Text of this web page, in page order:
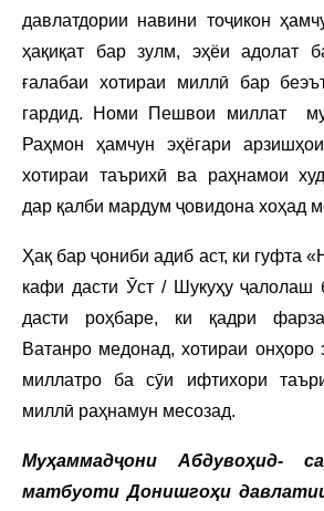
давлатдории навини тоҷикон
ҳақиқат бар зулм, эҳёи адолат
ғалабаи хотираи миллӣ бар
гардид. Номи Пешвои миллат
Раҳмон ҳамчун эҳёгари
хотираи таърихӣ ва раҳнамои
дар қалби мардум ҷовидона хоҳад
Ҳақ бар ҷониби адиб аст, ки гуфта
кафи дасти Ӯст / Шукуҳу
дасти роҳбаре, ки қадри
Ватанро медонад, хотираи онҳоро
миллатро ба сӯи ифтихори
миллӣ раҳнамун месозад.
Муҳаммадҷони Абдувоҳид-
матбуоти Донишгоҳи